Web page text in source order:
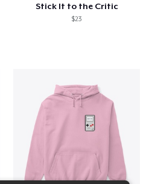
Stick It to the Critic
$23